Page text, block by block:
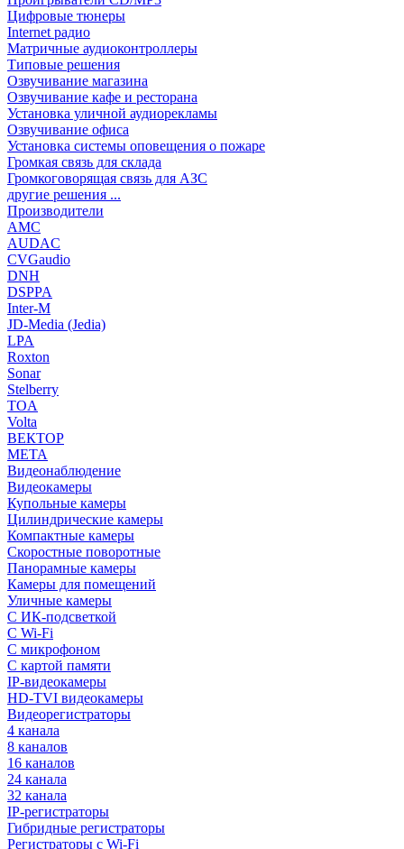
Цифровые тюнеры
Internet радио
Матричные аудиоконтроллеры
Типовые решения
Озвучивание магазина
Озвучивание кафе и ресторана
Установка уличной аудиорекламы
Озвучивание офиса
Установка системы оповещения о пожаре
Громкая связь для склада
Громкоговорящая связь для АЗС
другие решения ...
Производители
AMC
AUDAC
CVGaudio
DNH
DSPPA
Inter-M
JD-Media (Jedia)
LPA
Roxton
Sonar
Stelberry
TOA
Volta
ВЕКТОР
МЕТА
Видеонаблюдение
Видеокамеры
Купольные камеры
Цилиндрические камеры
Компактные камеры
Скоростные поворотные
Панорамные камеры
Камеры для помещений
Уличные камеры
С ИК-подсветкой
С Wi-Fi
С микрофоном
С картой памяти
IP-видеокамеры
HD-TVI видеокамеры
Видеорегистраторы
4 канала
8 каналов
16 каналов
24 канала
32 канала
IP-регистраторы
Гибридные регистраторы
Регистраторы с Wi-Fi